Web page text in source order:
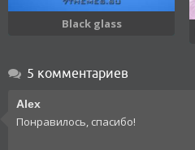
Black glass
5 комментариев
Alex
Понравилось, спасибо!